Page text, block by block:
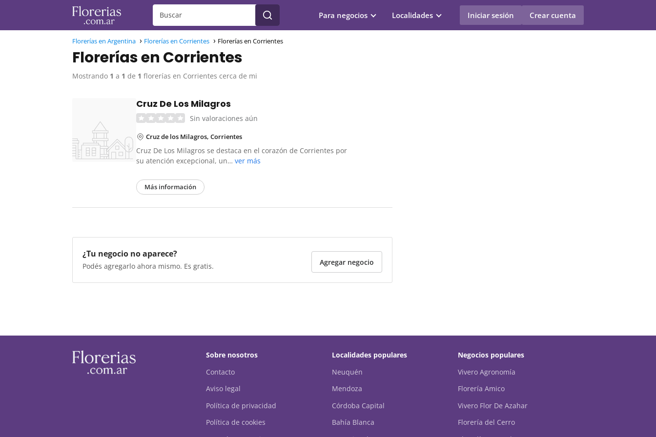
Para negocios Localidades Iniciar sesión Crear cuenta
Florerías en Argentina Florerías en Corrientes Florerías en Corrientes
Florerías en Corrientes
Mostrando 1 a 1 de 1 florerías en Corrientes cerca de mi
Cruz De Los Milagros
Sin valoraciones aún
Cruz de los Milagros, Corrientes
Cruz De Los Milagros se destaca en el corazón de Corrientes por
su atención excepcional, un…ver más
Más información
¿Tu negocio no aparece?
Podés agregarlo ahora mismo. Es gratis. Agregar negocio
Sobre nosotros
Contacto
Aviso legal
Política de privacidad
Política de cookies
Localidades populares
Neuquén
Mendoza
Córdoba Capital
Bahía Blanca
Negocios populares
Vivero Agronomía
Florería Amico
Vivero Flor De Azahar
Florería del Cerro